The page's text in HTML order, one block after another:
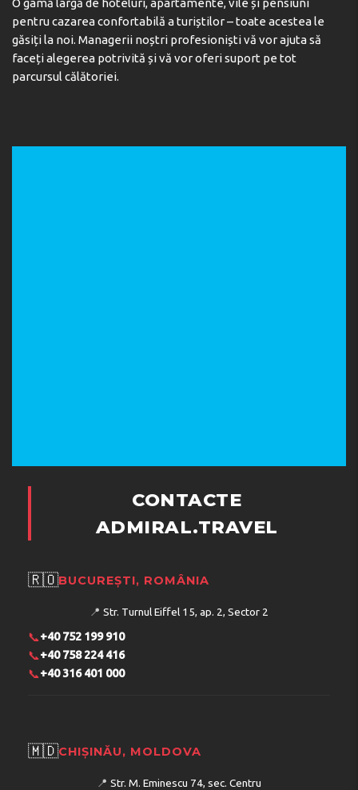
O gamă largă de hoteluri, apartamente, vile și pensiuni
pentru cazarea confortabilă a turiștilor – toate acestea le
găsiți la noi. Managerii noștri profesioniști vă vor ajuta să
faceți alegerea potrivită și vă vor oferi suport pe tot
parcursul călătoriei.
CONTACTE
ADMIRAL.TRAVEL
🇷🇴BUCUREȘTI, ROMÂNIA
📍 Str. Turnul Eiffel 15, ap. 2, Sector 2
📞+40 752 199 910
📞+40 758 224 416
📞+40 316 401 000
🇲🇩CHIȘINĂU, MOLDOVA
📍 Str. M. Eminescu 74, sec. Centru